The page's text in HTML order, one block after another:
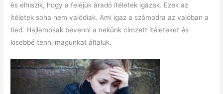
és elhiszik, hogy a feléjük áradó ítéletek igazak. Ezek az
ítéletek soha nem valódiak. Ami igaz a számodra az valóban a
tied. Hajlamosak bevenni a nekünk címzett ítéleteket és
kisebbé tenni magunkat általuk.